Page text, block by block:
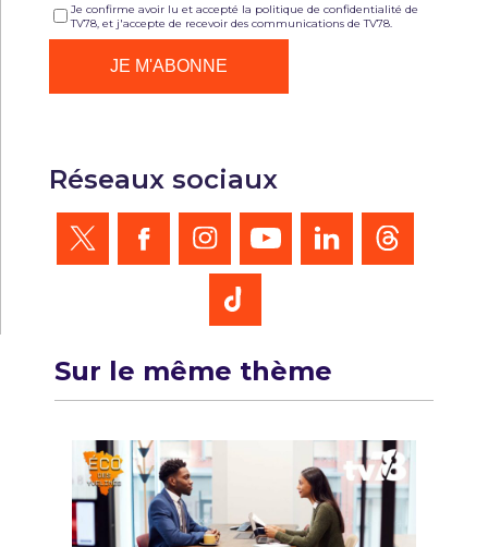
Je confirme avoir lu et accepté la politique de confidentialité de
TV78, et j'accepte de recevoir des communications de TV78.
Réseaux sociaux
Sur le même thème